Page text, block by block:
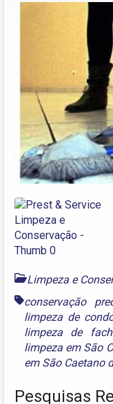
Limpeza e
conservação
limpeza de
limpeza de
limpeza em São
em São Caetano
Pesquisas